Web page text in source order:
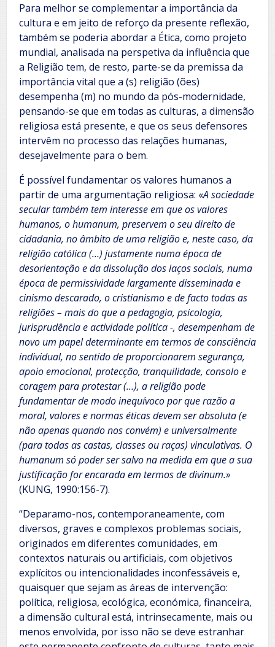
Para melhor se complementar a importância da
cultura e em jeito de reforço da presente reflexão,
também se poderia abordar a Ética, como projeto
mundial, analisada na perspetiva da influência que
a Religião tem, de resto, parte-se da premissa da
importância vital que a (s) religião (ões)
desempenha (m) no mundo da pós-modernidade,
pensando-se que em todas as culturas, a dimensão
religiosa está presente, e que os seus defensores
intervêm no processo das relações humanas,
desejavelmente para o bem.
É possível fundamentar os valores humanos a
partir de uma argumentação religiosa: «A sociedade
secular também tem interesse em que os valores
humanos, o humanum, preservem o seu direito de
cidadania, no âmbito de uma religião e, neste caso, da
religião católica (…) justamente numa época de
desorientação e da dissolução dos laços sociais, numa
época de permissividade largamente disseminada e
cinismo descarado, o cristianismo e de facto todas as
religiões – mais do que a pedagogia, psicologia,
jurisprudência e actividade política -, desempenham de
novo um papel determinante em termos de consciência
individual, no sentido de proporcionarem segurança,
apoio emocional, protecção, tranquilidade, consolo e
coragem para protestar (…), a religião pode
fundamentar de modo inequívoco por que razão a
moral, valores e normas éticas devem ser absoluta (e
não apenas quando nos convém) e universalmente
(para todas as castas, classes ou raças) vinculativas. O
humanum só poder ser salvo na medida em que a sua
justificação for encarada em termos de divinum.»
(KUNG, 1990:156-7).
“Deparamo-nos, contemporaneamente, com
diversos, graves e complexos problemas sociais,
originados em diferentes comunidades, em
contextos naturais ou artificiais, com objetivos
explícitos ou intencionalidades inconfessáveis e,
quaisquer que sejam as áreas de intervenção:
política, religiosa, ecológica, económica, financeira,
a dimensão cultural está, intrinsecamente, mais ou
menos envolvida, por isso não se deve estranhar